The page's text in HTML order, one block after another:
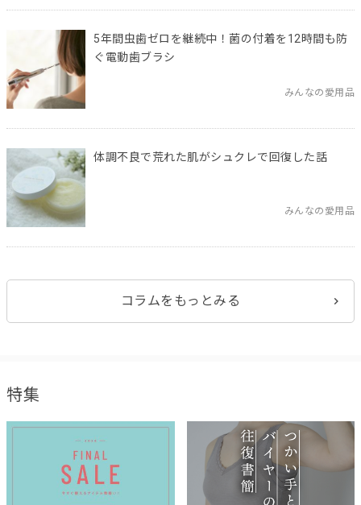
5年間虫歯ゼロを継続中！菌の付着を12時間も防
ぐ電動歯ブラシ
みんなの愛用品
体調不良で荒れた肌がシュクレで回復した話
みんなの愛用品
コラムをもっとみる
特集